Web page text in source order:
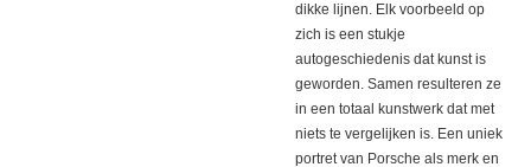
dikke lijnen. Elk voorbeeld op
zich is een stukje
autogeschiedenis dat kunst is
geworden. Samen resulteren ze
in een totaal kunstwerk dat met
niets te vergelijken is. Een uniek
portret van Porsche als merk en